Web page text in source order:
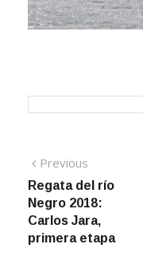
Navegación
de
entradas
Previous
post:
Regata del río
Negro 2018:
Carlos Jara,
primera etapa